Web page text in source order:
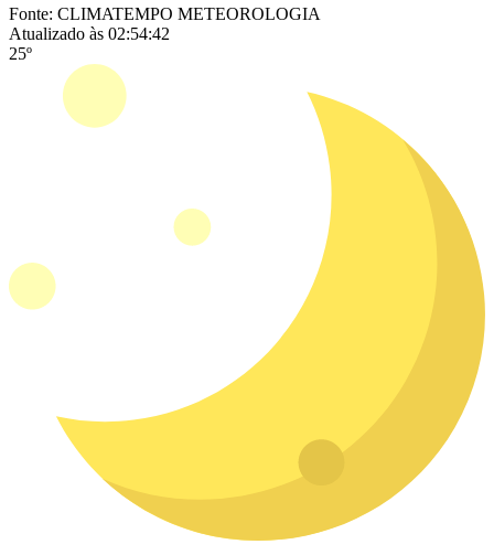
Fonte: CLIMATEMPO METEOROLOGIA
Atualizado às 02:54:42
25º